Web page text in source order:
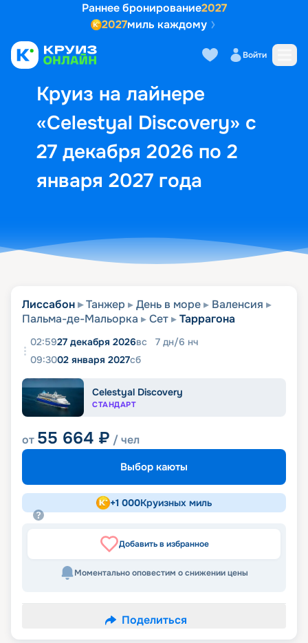
Раннее бронирование2027
2027миль каждому
Войти
Круиз на лайнере
«Celestyal Discovery» с
27 декабря 2026 по 2
января 2027 года
Выбор кают Маршрут и
Лиссабон Танжер День в море
Валенсия
Пальма-де-Мальорка
Сет Таррагона
02:5927 декабря 2026вс 7 дн/6 нч
09:3002 января 2027сб
Celestyal Discovery
СТАНДАРТ
от 55 664 ₽ / чел
Выбор каюты
+1 000Круизных миль
Добавить в избранное
Моментально оповестим о снижении цены
Поделиться